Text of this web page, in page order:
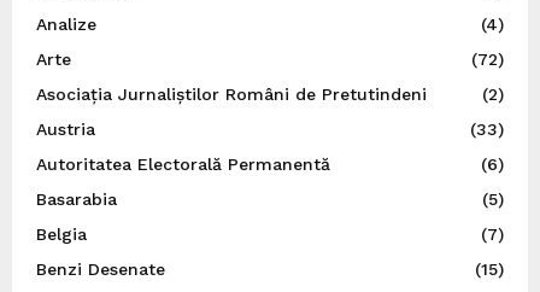
Analize
(4)
Arte
(72)
Asociația Jurnaliștilor Români de Pretutindeni
(2)
Austria
(33)
Autoritatea Electorală Permanentă
(6)
Basarabia
(5)
Belgia
(7)
Benzi Desenate
(15)